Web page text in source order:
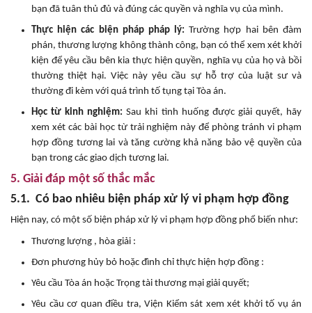
bạn đã tuân thủ đủ và đúng các quyền và nghĩa vụ của mình.
Thực hiện các biện pháp pháp lý: Trường hợp hai bên đàm
phán, thương lượng không thành công, bạn có thể xem xét khởi
kiện để yêu cầu bên kia thực hiện quyền, nghĩa vụ của họ và bồi
thường thiệt hại. Việc này yêu cầu sự hỗ trợ của luật sư và
thường đi kèm với quá trình tố tụng tại Tòa án.
Học từ kinh nghiệm: Sau khi tình huống được giải quyết, hãy
xem xét các bài học từ trải nghiệm này để phòng tránh vi phạm
hợp đồng tương lai và tăng cường khả năng bảo vệ quyền của
bạn trong các giao dịch tương lai.
5. Giải đáp một số thắc mắc
5.1. Có bao nhiêu biện pháp xử lý vi phạm hợp đồng
Hiện nay, có một số biện pháp xử lý vi phạm hợp đồng phổ biến như:
Thương lượng , hòa giải :
Đơn phương hủy bỏ hoặc đình chỉ thực hiện hợp đồng :
Yêu cầu Tòa án hoặc Trọng tài thương mại giải quyết;
Yêu cầu cơ quan điều tra, Viện Kiểm sát xem xét khởi tố vụ án